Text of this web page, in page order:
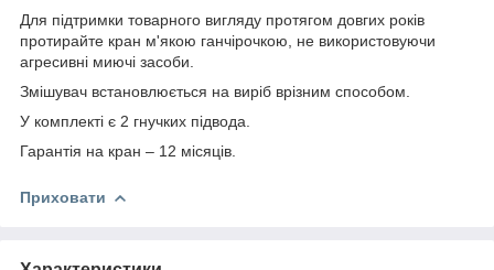
Для підтримки товарного вигляду протягом довгих років
протирайте кран м'якою ганчірочкою, не використовуючи
агресивні миючі засоби.
Змішувач встановлюється на виріб врізним способом.
У комплекті є 2 гнучких підвода.
Гарантія на кран – 12 місяців.
Приховати